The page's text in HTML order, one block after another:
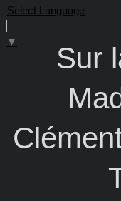
Select Language
▼
Sur